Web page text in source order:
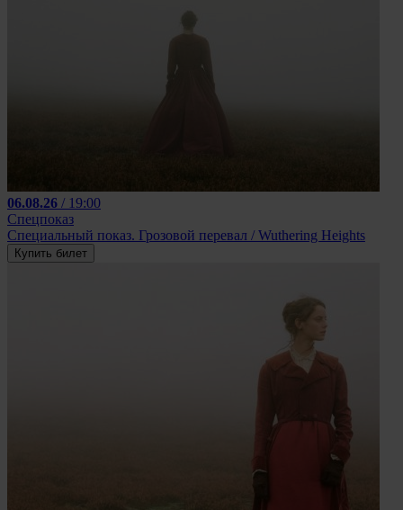
06.08.26 / 19:00
Спецпоказ
Специальный показ. Грозовой перевал / Wuthering Heights
Купить билет